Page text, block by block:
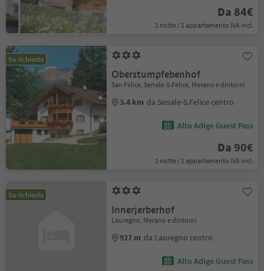
Da 84€
1 notte / 1 appartamento IVA incl.
Su richiesta
Oberstumpfebenhof
San Felice, Senale-S.Felice, Merano e dintorni
3.4 km da Senale-S.Felice centro
Alto Adige Guest Pass
Da 90€
1 notte / 1 appartamento IVA incl.
Su richiesta
Innerjerberhof
Lauregno, Merano e dintorni
927 m da Lauregno centro
Alto Adige Guest Pass